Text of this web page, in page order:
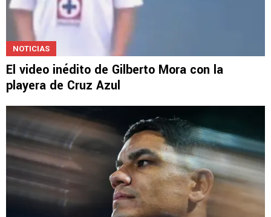
NOTICIAS
El video inédito de Gilberto Mora con la
playera de Cruz Azul